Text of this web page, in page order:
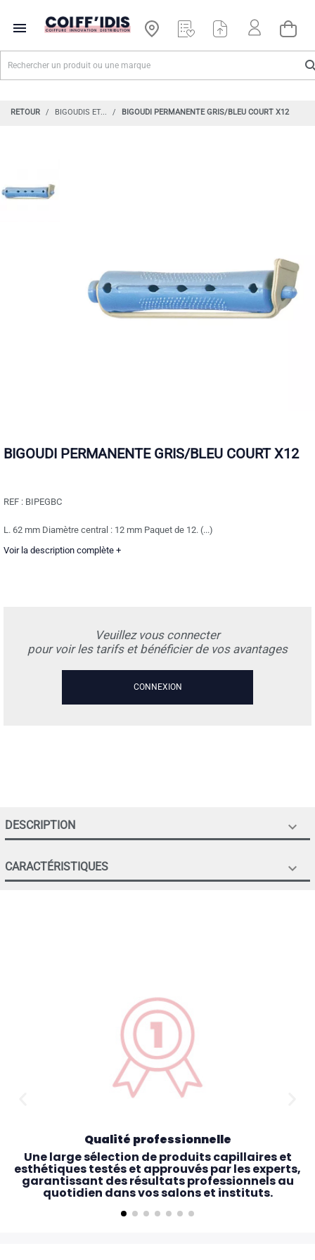

RETOUR BIGOUDIS ET... BIGOUDI PERMANENTE GRIS/BLEU COURT X12
BIGOUDI PERMANENTE GRIS/BLEU COURT X12
REF : BIPEGBC
L. 62 mm Diamètre central : 12 mm Paquet de 12. (...)
Voir la description complète +
Veuillez vous connecter
pour voir les tarifs et bénéficier de vos avantages
CONNEXION
DESCRIPTION 
CARACTÉRISTIQUES 
Qualité professionnelle
Une large sélection de produits capillaires et
esthétiques testés et approuvés par les experts,
garantissant des résultats professionnels au
quotidien dans vos salons et instituts.